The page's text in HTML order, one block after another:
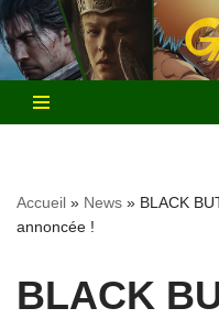
Aller
au
contenu
Accueil » News » BLACK
annoncée !
BLACK